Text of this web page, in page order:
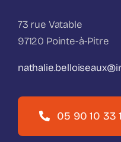
73 rue Vatable
97120 Pointe-à-Pitre
05 90 10 33